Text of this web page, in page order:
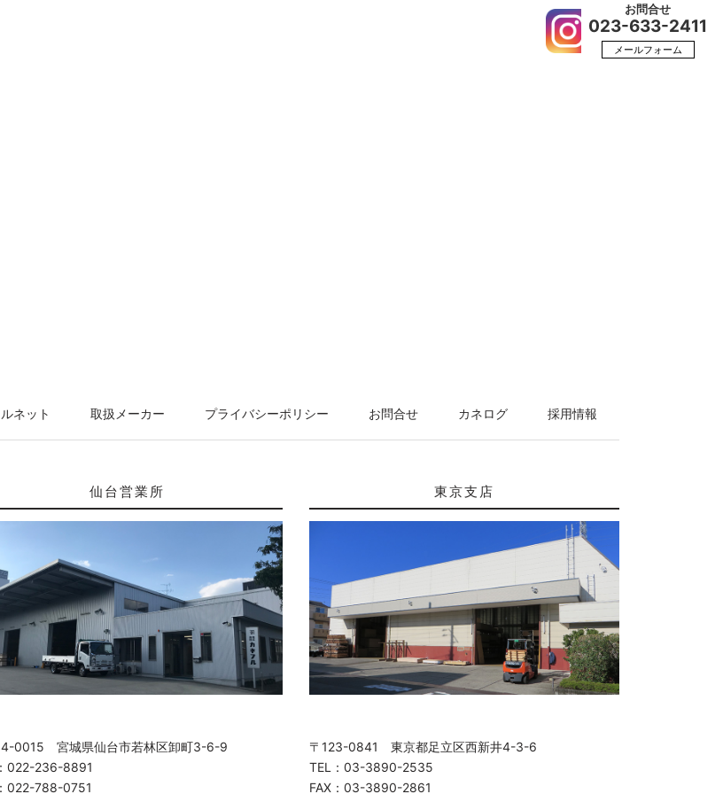
お問合せ
023-633-2411
メールフォーム
ネット 取扱メーカー プライバシーポリシー お問合せ カネログ 採用情報
仙台営業所
0015 宮城県仙台市若林区卸町3-6-9
022-236-8891
022-788-0751
東京支店
〒123-0841 東京都足立区西新井4-3-6
TEL：03-3890-2535
FAX：03-3890-2861